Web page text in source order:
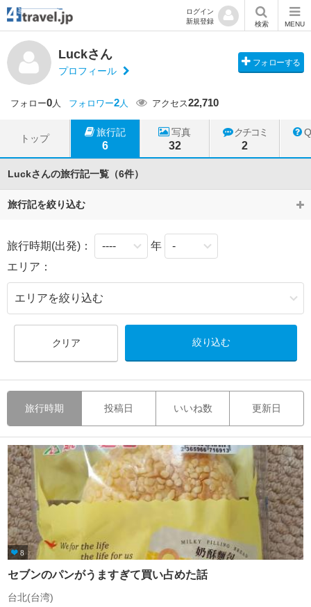
ログイン
新規登録
検索 MENU
Luckさん
プロフィール
フォローする
フォロー0人 フォロワー2人 アクセス22,710
トップ
旅行記
6
写真
32
クチコミ
2
Luckさんの旅行記一覧（6件）
旅行記を絞り込む
旅行時期(出発)：
年
エリア：
クリア
旅行時期 投稿日 いいね数 更新日
8
セブンのパンがうますぎて買い占めた話
台北(台湾)